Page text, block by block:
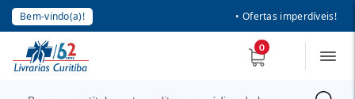
Bem-vindo(a)! • Ofertas imperdíveis!
0